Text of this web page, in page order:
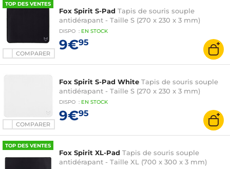
TOP DES VENTES
COMPARER
Fox Spirit S-Pad Tapis de souris souple
antidérapant - Taille S (270 x 230 x 3 mm)
DISPO : EN STOCK
9€95
COMPARER
Fox Spirit S-Pad White Tapis de souris souple
antidérapant - Taille S (270 x 230 x 3 mm)
DISPO : EN STOCK
9€95
TOP DES VENTES
Fox Spirit XL-Pad Tapis de souris souple
antidérapant - Taille XL (700 x 300 x 3 mm)